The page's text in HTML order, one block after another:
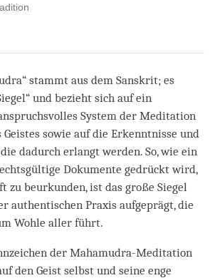
stammt aus dem Sanskrit; es
und bezieht sich auf ein
System der Meditation
sowie auf die Erkenntnisse und
dadurch erlangt werden. So, wie ein
Dokumente gedrückt wird,
zu beurkunden, ist das große Siegel
authentischen Praxis aufgeprägt, die
Wohle aller führt.
der Mahamudra-Meditation
den Geist selbst und seine enge